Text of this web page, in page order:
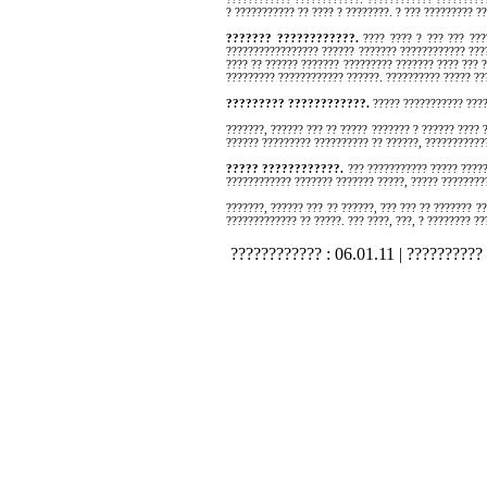
? ??????????? ?? ???? ? ????????. ? ??? ?????????
??????? ????????????.???? ???? ? ??? ???
????????????????? ?????? ??????? ????????????
???? ?? ?????? ??????? ????????? ??????? ???? ???
????????? ???????????? ??????. ?????????? ?????
????????? ????????????. ????? ???????????
???????, ?????? ??? ?? ????? ??????? ? ?????? ????
?????? ????????? ?????????? ?? ??????,
????? ????????????. ??? ??????????? ?????
???????????? ??????? ??????? ?????, ?????
???????, ?????? ??? ?? ??????, ??? ??? ?? ???????
????????????? ?? ?????. ??? ????, ???, ? ????????
???????????? : 06.01.11 | ??????????